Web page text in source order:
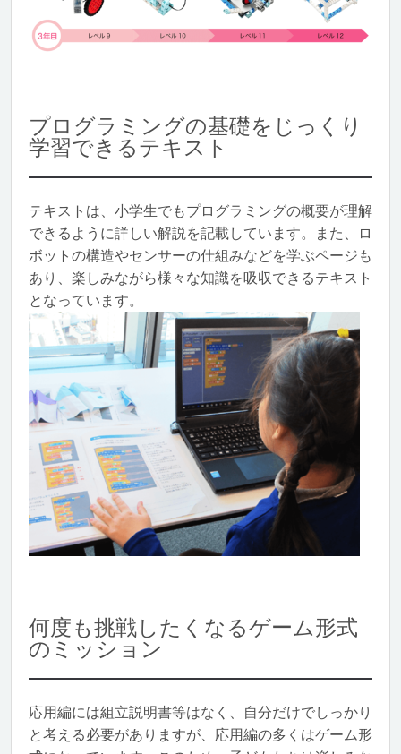
プログラミングの基礎をじっくり
学習できるテキスト
テキストは、小学生でもプログラミングの概要が理解
できるように詳しい解説を記載しています。また、ロ
ボットの構造やセンサーの仕組みなどを学ぶページも
あり、楽しみながら様々な知識を吸収できるテキスト
となっています。
何度も挑戦したくなるゲーム形式
のミッション
応用編には組立説明書等はなく、自分だけでしっかり
と考える必要がありますが、応用編の多くはゲーム形